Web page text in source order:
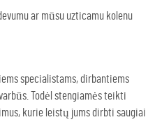
ar mūsu uzticamu kolenu
specialistams, dirbantiems
Todėl stengiamės teikti
kurie leistų jums dirbti saugiai